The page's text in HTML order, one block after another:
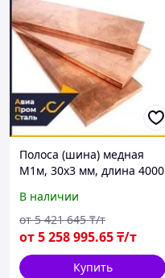
Полоса (шина) медная
М1м, 30х3 мм, длина 4000
В наличии
от5 258 995.65₸/т
от 5 421 645 ₸/т
Купить